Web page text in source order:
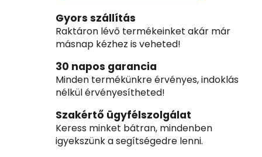
Gyors szállítás
Raktáron lévő termékeinket akár már
másnap kézhez is veheted!
30 napos garancia
Minden termékünkre érvényes, indoklás
nélkül érvényesítheted!
Szakértő ügyfélszolgálat
Keress minket bátran, mindenben
igyekszünk a segítségedre lenni.